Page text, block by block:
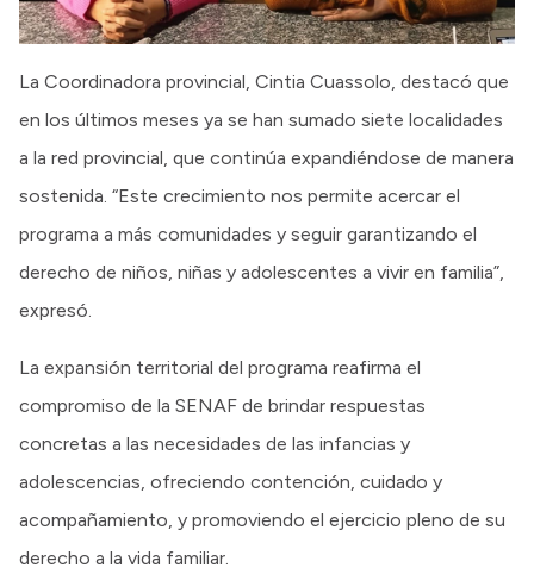
La Coordinadora provincial, Cintia Cuassolo, destacó que
en los últimos meses ya se han sumado siete localidades
a la red provincial, que continúa expandiéndose de manera
sostenida. “Este crecimiento nos permite acercar el
programa a más comunidades y seguir garantizando el
derecho de niños, niñas y adolescentes a vivir en familia”,
expresó.
La expansión territorial del programa reafirma el
compromiso de la SENAF de brindar respuestas
concretas a las necesidades de las infancias y
adolescencias, ofreciendo contención, cuidado y
acompañamiento, y promoviendo el ejercicio pleno de su
derecho a la vida familiar.